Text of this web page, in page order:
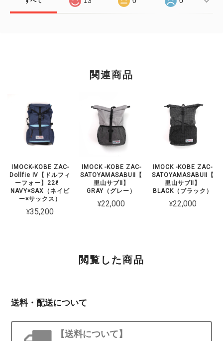
関連商品
IMOCK-KOBE ZAC-
Dollfie Ⅳ【ドルフィ
ーフォー】22ℓ
NAVY×SAX（ネイビ
ー×サックス）
¥35,200
IMOCK -KOBE ZAC-
SATOYAMASABUⅡ【
里山サブⅡ】
GRAY（グレー）
¥22,000
IMOCK -KOBE ZAC-
SATOYAMASABUⅡ【
里山サブⅡ】
BLACK（ブラック）
¥22,000
閲覧した商品
送料・配送について
【送料について】